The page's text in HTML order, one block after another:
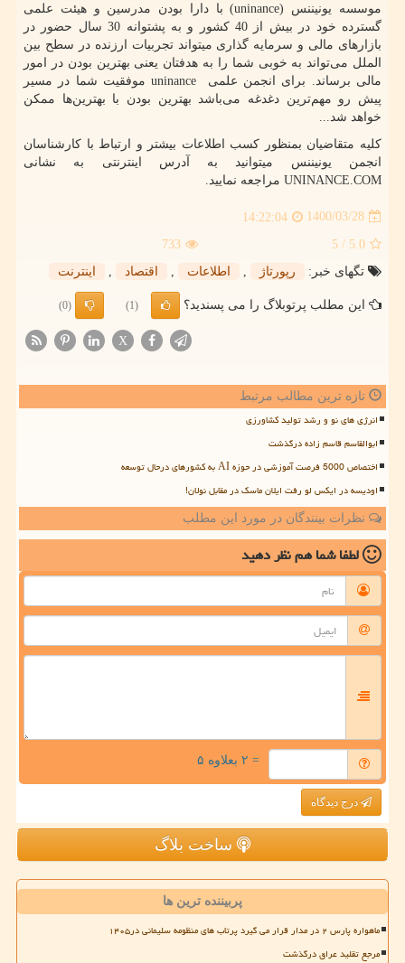
موسسه یونیننس (uninance) با دارا بودن مدرسین و هیئت علمی
گسترده خود در بیش از 40 کشور و به پشتوانه 30 سال حضور در
بازارهای مالی و سرمایه گذاری میتواند تجربیات ارزنده در سطح بین
الملل می‌تواند به خوبی شما را به هدفتان یعنی بهترین بودن در امور
مالی برساند. برای انجمن علمی uninanceموفقیت شما در مسیر
پیش رو مهم‌ترین دغدغه می‌باشد بهترین بودن با بهترین‌ها ممکن
خواهد شد...
کلیه متقاضیان بمنظور کسب اطلاعات بیشتر و ارتباط با کارشناسان
انجمن یونیننس میتوانید به آدرس اینترنتی به نشانی
UNINANCE.COM مراجعه نمایید.
1400/03/28
14:22:04
5.0
/ 5
733
تگهای خبر:
رپورتاژ , اطلاعات , اقتصاد , اینترنت
این مطلب پرتوبلاگ را می پسندید؟ (1)
(0)
X
تازه ترین مطالب مرتبط
انرژی های نو و رشد تولید کشاورزی
ابوالقاسم قاسم زاده درگذشت
اختصاص 5000 فرصت آموزشی در حوزه AI به کشورهای درحال توسعه
اودیسه در ایکس لو رفت ایلان ماسک در مقابل نولان!
نظرات بینندگان در مورد این مطلب
لطفا شما همنظر دهید
= ۲ بعلاوه ۵
درج دیدگاه
ساخت بلاگ
پربیننده ترین ها
ماهواره پارس ۲ در مدار قرار می گیرد پرتاب های منظومه سلیمانی در۱۴۰۵
مرجع تقلید عراق درگذشت